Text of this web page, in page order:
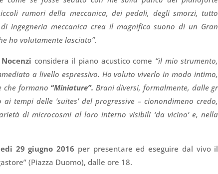
rumori della meccanica, dei pedali, degli smorzi, tutto
ingegneria meccanica crea il magnifico suono di un Gran
ho volutamente lasciato”.
Nocenzi considera il piano acustico come “il mio strumento,
a livello espressivo. Ho voluto viverlo in modo intimo,
che formano “Miniature”. Brani diversi, formalmente, dalle gr
tempi delle ‘suites’ del progressive – cionondimeno credo,
di microcosmi al loro interno visibili ‘da vicino’ e, nella
29 giugno 2016 per presentare ed eseguire dal vivo il
(Piazza Duomo), dalle ore 18.